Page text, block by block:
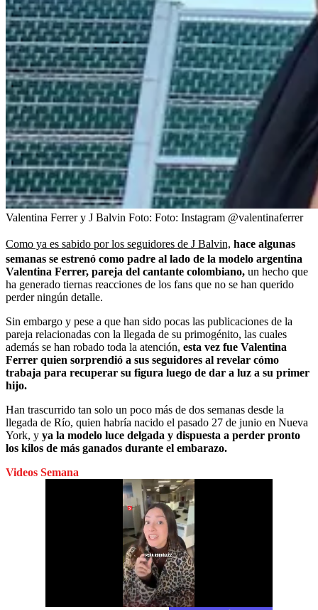
Valentina Ferrer y J Balvin Foto: Foto: Instagram @valentinaferrer
Como ya es sabido por los seguidores de J Balvin, hace algunas
semanas se estrenó como padre al lado de la modelo argentina
Valentina Ferrer, pareja del cantante colombiano, un hecho que
ha generado tiernas reacciones de los fans que no se han querido
perder ningún detalle.
Sin embargo y pese a que han sido pocas las publicaciones de la
pareja relacionadas con la llegada de su primogénito, las cuales
además se han robado toda la atención, esta vez fue Valentina
Ferrer quien sorprendió a sus seguidores al revelar cómo
trabaja para recuperar su figura luego de dar a luz a su primer
hijo.
Han trascurrido tan solo un poco más de dos semanas desde la
llegada de Río, quien habría nacido el pasado 27 de junio en Nueva
York, y ya la modelo luce delgada y dispuesta a perder pronto
los kilos de más ganados durante el embarazo.
Videos Semana